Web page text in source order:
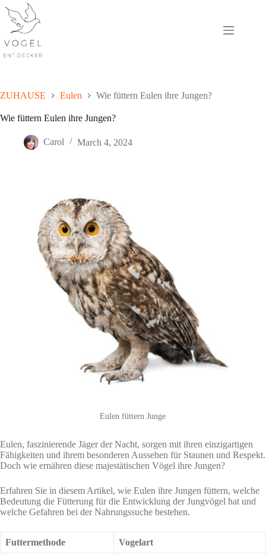
content
ZUHAUSE Eulen Wie füttern Eulen ihre Jungen?
Wie füttern Eulen ihre Jungen?
Carol March 4, 2024
Eulen füttern Junge
Eulen, faszinierende Jäger der Nacht, sorgen mit ihren einzigartigen
Fähigkeiten und ihrem besonderen Aussehen für Staunen und Respekt.
Doch wie ernähren diese majestätischen Vögel ihre Jungen?
Erfahren Sie in diesem Artikel, wie Eulen ihre Jungen füttern, welche
Bedeutung die Fütterung für die Entwicklung der Jungvögel hat und
welche Gefahren bei der Nahrungssuche bestehen.
Futtermethode Vogelart